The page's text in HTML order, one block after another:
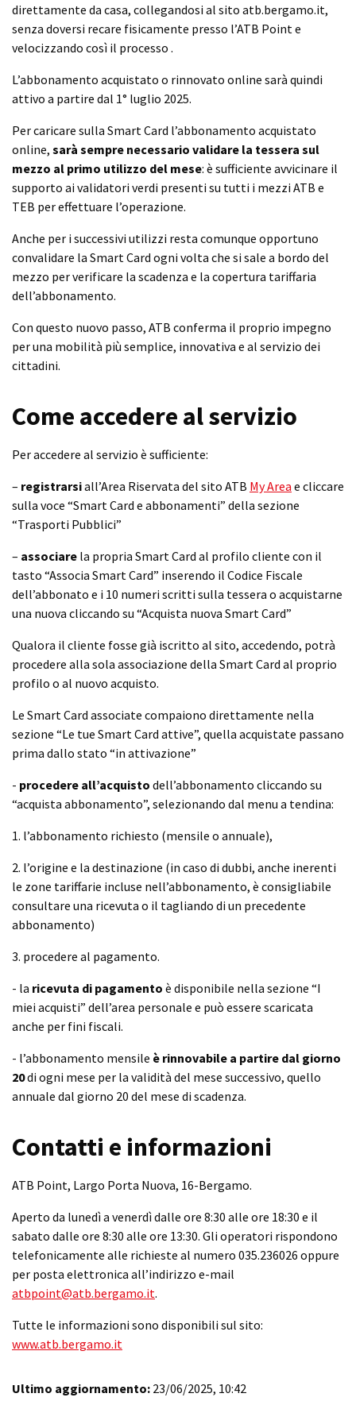
direttamente da casa, collegandosi al sito atb.bergamo.it,
senza doversi recare fisicamente presso l’ATB Point e
velocizzando così il processo .
L’abbonamento acquistato o rinnovato online sarà quindi
attivo a partire dal 1° luglio 2025.
Per caricare sulla Smart Card l’abbonamento acquistato
online, sarà sempre necessario validare la tessera sul
mezzo al primo utilizzo del mese: è sufficiente avvicinare il
supporto ai validatori verdi presenti su tutti i mezzi ATB e
TEB per effettuare l’operazione.
Anche per i successivi utilizzi resta comunque opportuno
convalidare la Smart Card ogni volta che si sale a bordo del
mezzo per verificare la scadenza e la copertura tariffaria
dell’abbonamento.
Con questo nuovo passo, ATB conferma il proprio impegno
per una mobilità più semplice, innovativa e al servizio dei
cittadini.
Come accedere al servizio
Per accedere al servizio è sufficiente:
– registrarsiall’Area Riservata del sito ATB My Area e cliccare
sulla voce “Smart Card e abbonamenti” della sezione
“Trasporti Pubblici”
– associare la propria Smart Card al profilo cliente con il
tasto “Associa Smart Card” inserendo il Codice Fiscale
dell’abbonato e i 10 numeri scritti sulla tessera o acquistarne
una nuova cliccando su “Acquista nuova Smart Card”
Qualora il cliente fosse già iscritto al sito, accedendo, potrà
procedere alla sola associazione della Smart Card al proprio
profilo o al nuovo acquisto.
Le Smart Card associate compaiono direttamente nella
sezione “Le tue Smart Card attive”, quella acquistate passano
prima dallo stato “in attivazione”
- procedere all’acquisto dell’abbonamento cliccando su
“acquista abbonamento”, selezionando dal menu a tendina:
1. l’abbonamento richiesto (mensile o annuale),
2. l’origine e la destinazione (in caso di dubbi, anche inerenti
le zone tariffarie incluse nell’abbonamento, è consigliabile
consultare una ricevuta o il tagliando di un precedente
abbonamento)
3. procedere al pagamento.
- la ricevuta di pagamento è disponibile nella sezione “I
miei acquisti” dell’area personale e può essere scaricata
anche per fini fiscali.
- l’abbonamento mensile è rinnovabile a partire dal giorno
20di ogni mese per la validità del mese successivo, quello
annuale dal giorno 20 del mese di scadenza.
Contatti e informazioni
ATB Point, Largo Porta Nuova, 16-Bergamo.
Aperto da lunedì a venerdì dalle ore 8:30 alle ore 18:30 e il
sabato dalle ore 8:30 alle ore 13:30. Gli operatori rispondono
telefonicamente alle richieste al numero 035.236026 oppure
per posta elettronica all’indirizzo e-mail
atbpoint@atb.bergamo.it.
Tutte le informazioni sono disponibili sul sito:
www.atb.bergamo.it
Ultimo aggiornamento: 23/06/2025, 10:42